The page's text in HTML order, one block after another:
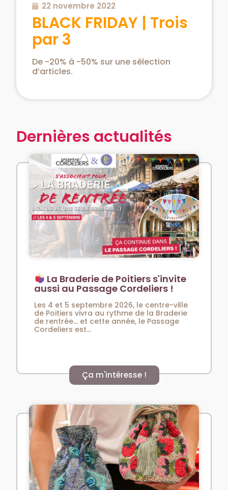
22 novembre 2022
BLACK FRIDAY | Trois
par 3
De -20% à -50% sur une sélection
d’articles.
Dernières actualités
La Braderie de Poitiers s'invite
aussi au Passage Cordeliers !
Les 4 et 5 septembre 2026, le centre-ville
de Poitiers vivra au rythme de la Braderie
de rentrée… et cette année, le Passage
Cordeliers est...
Ça m'intéresse !